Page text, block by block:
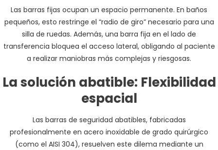
Las barras fijas ocupan un espacio permanente. En baños
pequeños, esto restringe el “radio de giro” necesario para una
silla de ruedas. Además, una barra fija en el lado de
transferencia bloquea el acceso lateral, obligando al paciente
a realizar maniobras más complejas y riesgosas.
La solución abatible: Flexibilidad
espacial
Las barras de seguridad abatibles, fabricadas
profesionalmente en acero inoxidable de grado quirúrgico
(como el AISI 304), resuelven este dilema mediante un